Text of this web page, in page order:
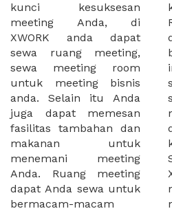
kunci kesuksesan
meeting Anda, di
XWORK anda dapat
sewa ruang meeting,
sewa meeting room
untuk meeting bisnis
anda. Selain itu Anda
juga dapat memesan
fasilitas tambahan dan
makanan untuk
menemani meeting
Anda. Ruang meeting
dapat Anda sewa untuk
bermacam-macam
ketersediaan ruangan.
Ribuan ruang meeting
dapat Anda pilih
berdasarkan corak
interior, lokasi yang
strategis, harga yang
sesuai dengan budget
meeting Anda, ataupun
disesuaikan dengan
kebutuhan klien Anda.
Sewa meeting room di
XWORK akan
mempermudah
meeting Anda dan